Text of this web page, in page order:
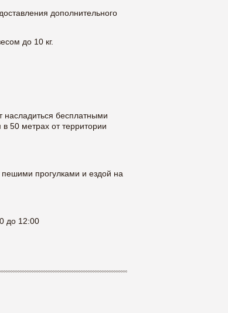
дополнительного
до 10 кг.
насладиться бесплатными
50 метрах от территории
пешими прогулками и ездой на
до 12:00